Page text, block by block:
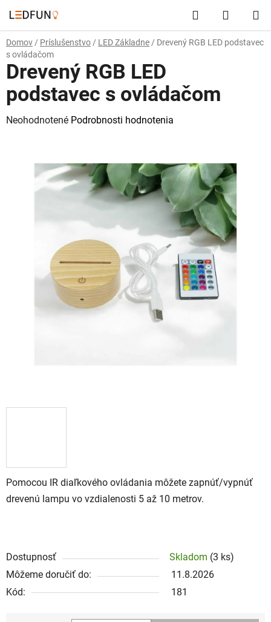
na
obsah
Hľadať
KOŠÍK
Domov / Príslušenstvo / LED Základne / Drevený RGB LED podstavec
s ovládačom
Pomocou IR diaľkového ovládania môžete zapnúť/vypnúť
drevenú lampu vo vzdialenosti 5 až 10 metrov.
Dostupnosť Skladom (3 ks)
Môžeme doručiť do:
11.8.2026
Kód:
181
Drevený RGB LED
podstavec s ovládačom
Priemerné
Neohodnotené Podrobnosti hodnotenia